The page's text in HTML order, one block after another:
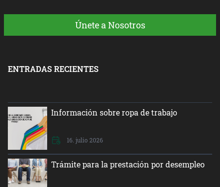
Únete a Nosotros
ENTRADAS RECIENTES
Información sobre ropa de trabajo
16. julio 2026
Trámite para la prestación por desempleo